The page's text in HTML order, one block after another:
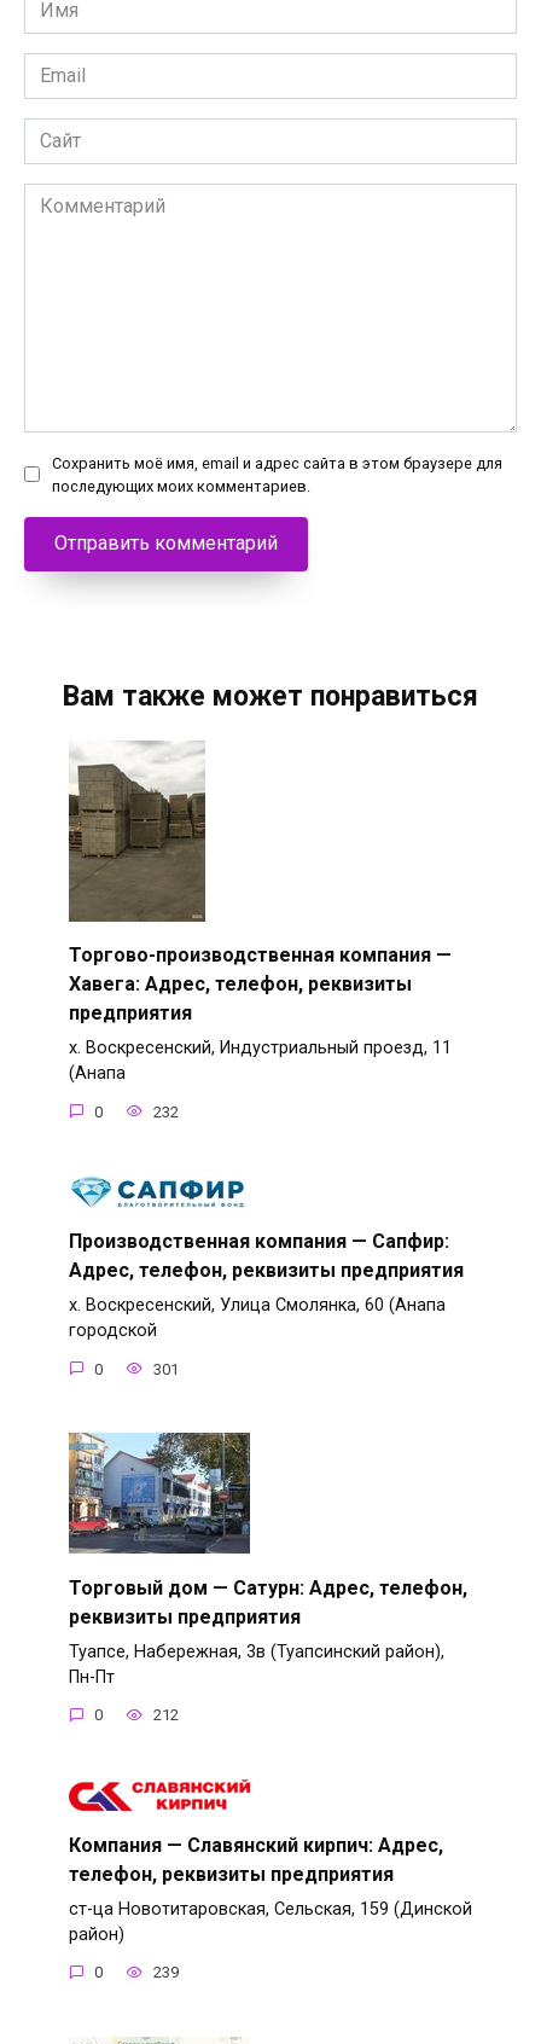
*
Email
*
Сайт
Комментарий
Сохранить моё имя, email и адрес сайта в этом браузере для
последующих моих комментариев.
Вам также может понравиться
Торгово-производственная компания —
Хавега: Адрес, телефон, реквизиты
предприятия
х. Воскресенский, Индустриальный проезд, 11
(Анапа
0 232
Производственная компания — Сапфир:
Адрес, телефон, реквизиты предприятия
х. Воскресенский, Улица Смолянка, 60 (Анапа
городской
0 301
Торговый дом — Сатурн: Адрес, телефон,
реквизиты предприятия
Туапсе, Набережная, 3в (Туапсинский район),
Пн-Пт
0 212
Компания — Славянский кирпич: Адрес,
телефон, реквизиты предприятия
ст-ца Новотитаровская, Сельская, 159 (Динской
район)
0 239